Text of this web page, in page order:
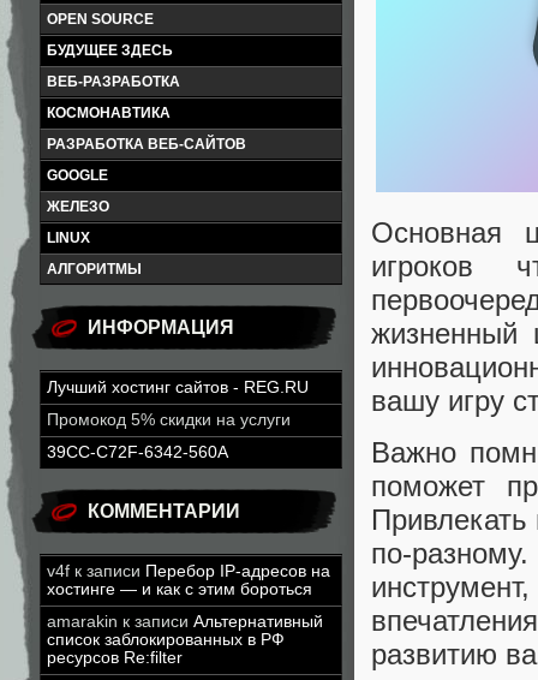
OPEN SOURCE
БУДУЩЕЕ ЗДЕСЬ
ВЕБ-РАЗРАБОТКА
КОСМОНАВТИКА
РАЗРАБОТКА ВЕБ-САЙТОВ
GOOGLE
ЖЕЛЕЗО
LINUX
АЛГОРИТМЫ
ИНФОРМАЦИЯ
Лучший хостинг сайтов - REG.RU
Промокод 5% скидки на услуги
39CC-C72F-6342-560A
КОММЕНТАРИИ
v4f к записи Перебор IP-адресов на
хостинге — и как с этим бороться
amarakin к записи Альтернативный
список заблокированных в РФ
ресурсов Re:filter
Основная
игроков
жизненный
вашу игру
Важно
поможет
по-
развитию